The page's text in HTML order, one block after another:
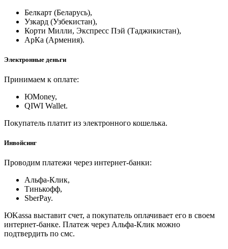
Белкарт (Беларусь),
Узкард (Узбекистан),
Корти Милли, Экспресс Пэй (Таджикистан),
АрКа (Армения).
Электронные деньги
Принимаем к оплате:
ЮMoney,
QIWI Wallet.
Покупатель платит из электронного кошелька.
Инвойсинг
Проводим платежи через интернет-банки:
Альфа-Клик,
Тинькофф,
SberPay.
ЮKassa выставит счет, а покупатель оплачивает его в своем
интернет-банке. Платеж через Альфа-Клик можно
подтвердить по смс.